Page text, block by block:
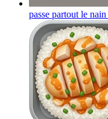
passe partout le nain